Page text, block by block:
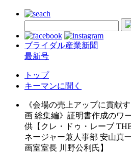
ブライダル産業新聞
最新号
トップ
キーマンに聞く
《会場の売上アップに貢献
画 総集編》証明書作成のワ
供【クレ・ドゥ・レーブ
ネージャー兼人事部 安山真
画室室長 川野公利氏】